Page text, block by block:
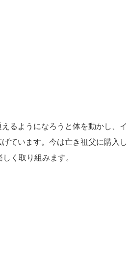
るようになろうと体を動かし、イ
ています。今は亡き祖父に購入し
く取り組みます。